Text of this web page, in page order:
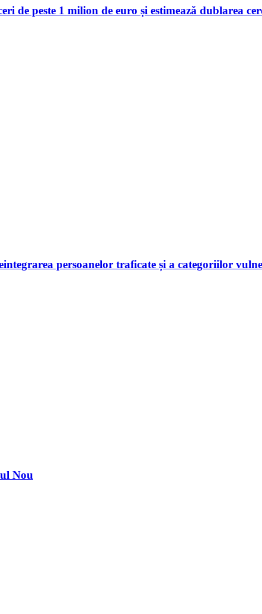
de peste 1 milion de euro și estimează dublarea
persoanelor traficate și a categoriilor
Nou